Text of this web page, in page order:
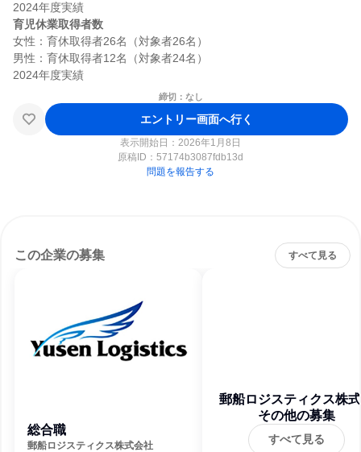
育児休業取得者数
女性：育休取得者26名（対象者26名）
男性：育休取得者12名（対象者24名）
締切：なし
エントリー画面へ行く
表示開始日：2026年1月8日
原稿ID： 57174b3087fdb13d
問題を報告する
この企業の募集 すべて見る
総合職
郵船ロジスティクス株式会社
郵船ロジスティクス株
社
その他の募集
すべて見る